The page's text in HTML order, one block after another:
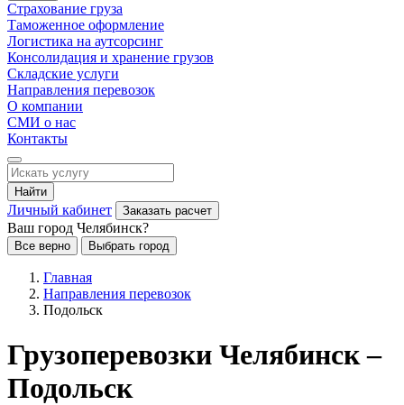
Страхование груза
Таможенное оформление
Логистика на аутсорсинг
Консолидация и хранение грузов
Складские услуги
Направления перевозок
О компании
СМИ о нас
Контакты
Найти
Личный кабинет Заказать расчет
Ваш город Челябинск?
Все верно Выбрать город
Главная
Направления перевозок
Подольск
Грузоперевозки Челябинск –
Подольск